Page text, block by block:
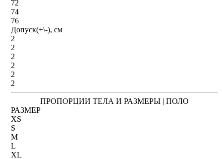
72
74
76
Допуск(+\-), см
2
2
2
2
2
2
ПРОПОРЦИИ ТЕЛА И РАЗМЕРЫ | ПОЛО
РАЗМЕР
XS
S
M
L
XL